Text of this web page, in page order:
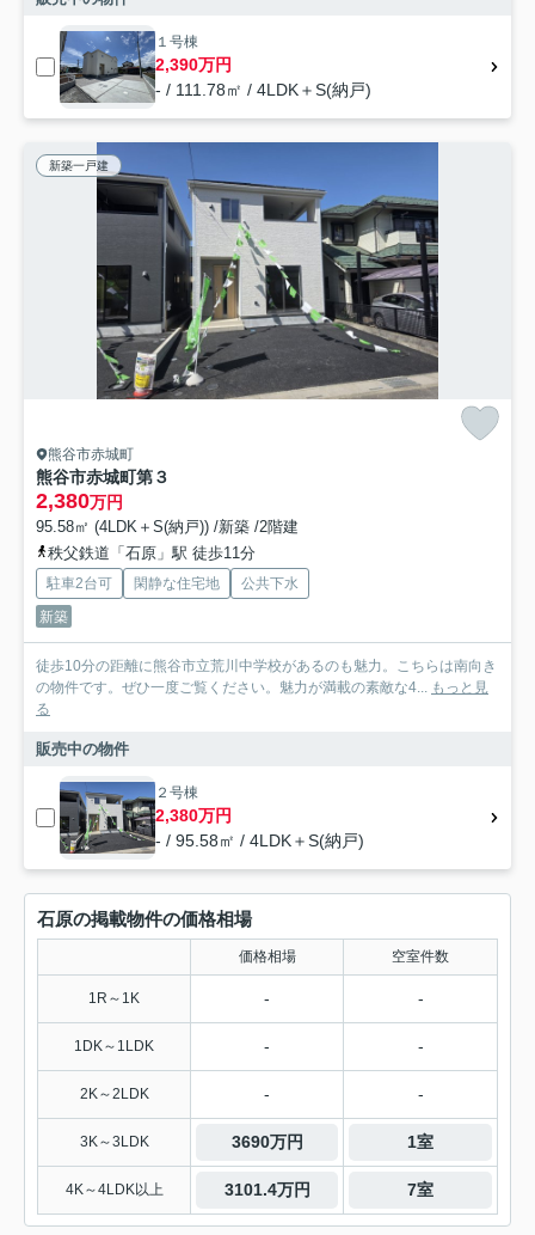
１号棟
2,390万円
- / 111.78㎡ / 4LDK＋S(納戸)
新築一戸建
熊谷市赤城町
熊谷市赤城町第３
2,380万円
95.58㎡ (4LDK＋S(納戸)) /新築 /2階建
秩父鉄道「石原」駅 徒歩11分
駐車2台可 閑静な住宅地
公共下水
新築
徒歩10分の距離に熊谷市立荒川中学校があるのも魅力。こちらは南向き
の物件です。ぜひ一度ご覧ください。魅力が満載の素敵な4... もっと見
る
販売中の物件
２号棟
2,380万円
- / 95.58㎡ / 4LDK＋S(納戸)
石原の掲載物件の価格相場
価格相場 空室件数
1R～1K - -
1DK～1LDK - -
2K～2LDK - -
3K～3LDK 3690万円 1室
4K～4LDK以上 3101.4万円 7室